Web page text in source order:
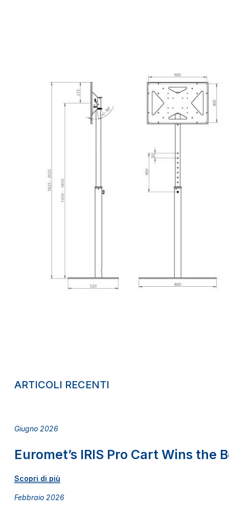
ARTICOLI RECENTI
Giugno 2026
Euromet’s IRIS Pro Cart Wins
Scopri di più
Febbraio 2026